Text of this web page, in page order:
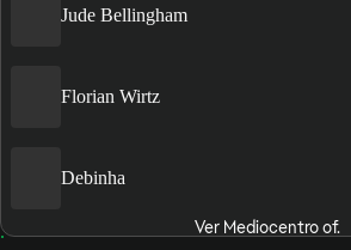
Jude Bellingham
Florian Wirtz
Debinha
Ver Mediocentro of.